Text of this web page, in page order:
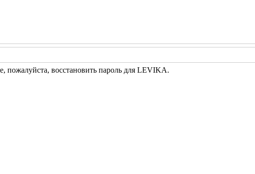
пожалуйста, восстановить пароль для LEVIKA.